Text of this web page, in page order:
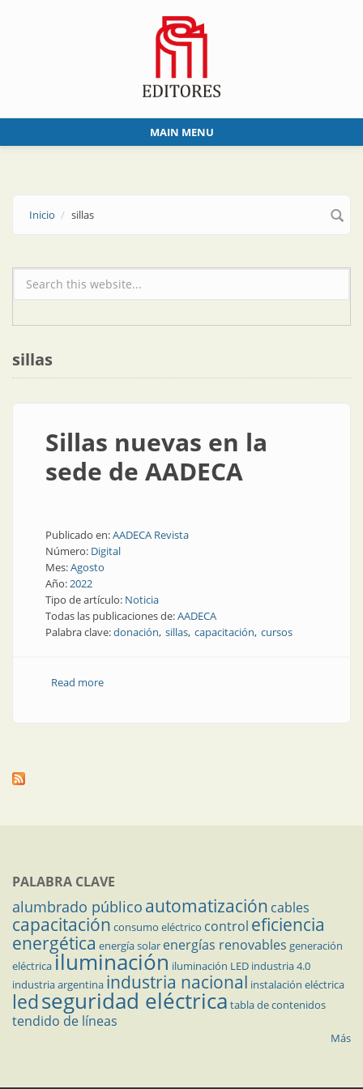
MAIN MENU
Inicio sillas
Formulario de búsqueda
sillas
Sillas nuevas en la
sede de AADECA
Publicado en:AADECA Revista
Número: Digital
Mes:Agosto
Año:2022
Tipo de artículo: Noticia
Todas las publicaciones de:AADECA
Palabra clave:donación sillas capacitación cursos
Read moreabout Sillas nuevas en la sede de AADECA
PALABRA CLAVE
alumbrado público automatización cables
capacitación consumo eléctrico control eficiencia
energética energía solar energías renovables generación
eléctricailuminación iluminación LED industria 4.0
industria argentina industria nacional instalación eléctrica
ledseguridad eléctrica tabla de contenidos
tendido de líneas
Más